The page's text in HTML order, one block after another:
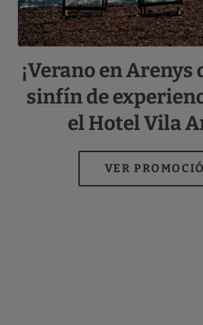
¡Verano en Arenys
sinfín de
el Hotel Vila